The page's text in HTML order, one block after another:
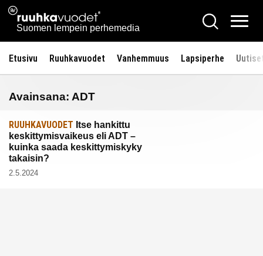
Siirry
sisältöön
Ruuhkavuodet.fi
Suomen lempein perhemedia
Hae
Etusivu Ruuhkavuodet Vanhemmuus Lapsiperhe
Avainsana: ADT
RUUHKAVUODET Itse hankittu
keskittymisvaikeus eli ADT –
kuinka saada keskittymiskyky
takaisin?
2.5.2024